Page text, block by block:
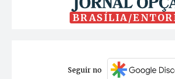
BRASÍLIA/
Seguir no